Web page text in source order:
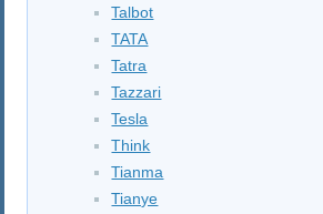
Talbot
TATA
Tatra
Tazzari
Tesla
Think
Tianma
Tianye